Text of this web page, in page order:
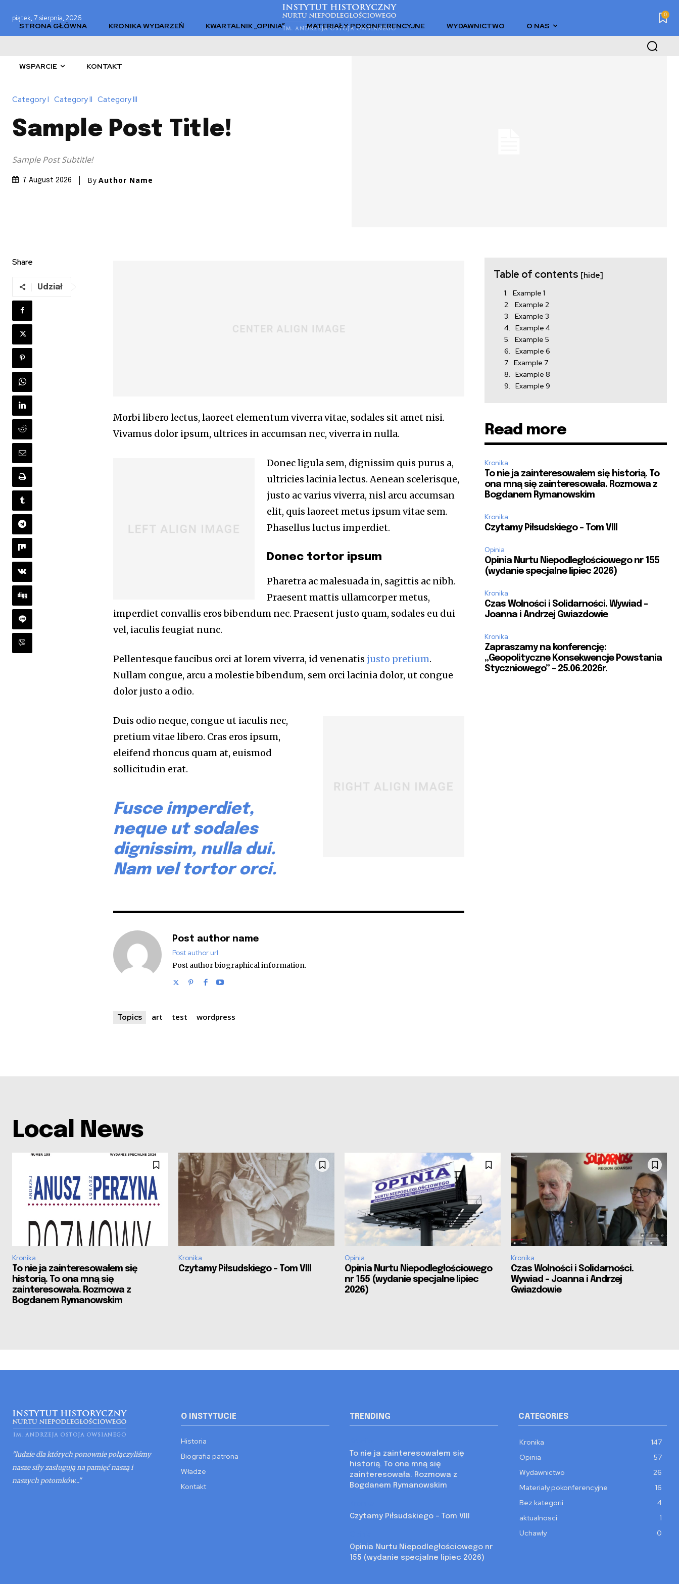
piątek, 7 sierpnia, 2026 0
STRONA GŁÓWNA KRONIKA WYDARZEŃ KWARTALNIK „OPINIA” MATERIAŁY POKONFERENCYJNE WYDAWNICTWO O NAS
WSPARCIE KONTAKT
Category I Category II Category III
Sample Post Title!
Sample Post Subtitle!
7 August 2026 By Author Name
Share
Udział
Morbi libero lectus, laoreet elementum viverra vitae, sodales sit amet nisi.
Vivamus dolor ipsum, ultrices in accumsan nec, viverra in nulla.
Donec ligula sem, dignissim quis purus a,
ultricies lacinia lectus. Aenean scelerisque,
justo ac varius viverra, nisl arcu accumsan
elit, quis laoreet metus ipsum vitae sem.
Phasellus luctus imperdiet.
Donec tortor ipsum
Pharetra ac malesuada in, sagittis ac nibh.
Praesent mattis ullamcorper metus,
imperdiet convallis eros bibendum nec. Praesent justo quam, sodales eu dui
vel, iaculis feugiat nunc.
Pellentesque faucibus orci at lorem viverra, id venenatis justo pretium.
Nullam congue, arcu a molestie bibendum, sem orci lacinia dolor, ut congue
dolor justo a odio.
Duis odio neque, congue ut iaculis nec,
pretium vitae libero. Cras eros ipsum,
eleifend rhoncus quam at, euismod
sollicitudin erat.
Fusce imperdiet,
neque ut sodales
dignissim, nulla dui.
Nam vel tortor orci.
Post author name
Post author url
Post author biographical information.
Topics art test wordpress
Table of contents [hide]
Example 1
Example 2
Example 3
Example 4
Example 5
Example 6
Example 7
Example 8
Example 9
Read more
Kronika
To nie ja zainteresowałem się historią. To
ona mną się zainteresowała. Rozmowa z
Bogdanem Rymanowskim
Kronika
Czytamy Piłsudskiego – Tom VIII
Opinia
Opinia Nurtu Niepodległościowego nr 155
(wydanie specjalne lipiec 2026)
Kronika
Czas Wolności i Solidarności. Wywiad –
Joanna i Andrzej Gwiazdowie
Kronika
Zapraszamy na konferencję:
„Geopolityczne Konsekwencje Powstania
Styczniowego” – 25.06.2026r.
Local News
Kronika
To nie ja zainteresowałem się
historią. To ona mną się
zainteresowała. Rozmowa z
Bogdanem Rymanowskim
Kronika
Czytamy Piłsudskiego – Tom VIII
Opinia
Opinia Nurtu Niepodległościowego
nr 155 (wydanie specjalne lipiec
2026)
Kronika
Czas Wolności i Solidarności.
Wywiad – Joanna i Andrzej
Gwiazdowie
"ludzie dla których ponownie połączyliśmy
nasze siły zasługują na pamięć naszą i
naszych potomków..."
O INSTYTUCIE
Historia
Biografia patrona
Władze
Kontakt
TRENDING
To nie ja zainteresowałem się
historią. To ona mną się
zainteresowała. Rozmowa z
Bogdanem Rymanowskim
Czytamy Piłsudskiego – Tom VIII
Opinia Nurtu Niepodległościowego nr
155 (wydanie specjalne lipiec 2026)
CATEGORIES
Kronika
147
Opinia
57
Wydawnictwo
26
Materiały pokonferencyjne
16
Bez kategorii
4
aktualnosci
1
Uchawły
0